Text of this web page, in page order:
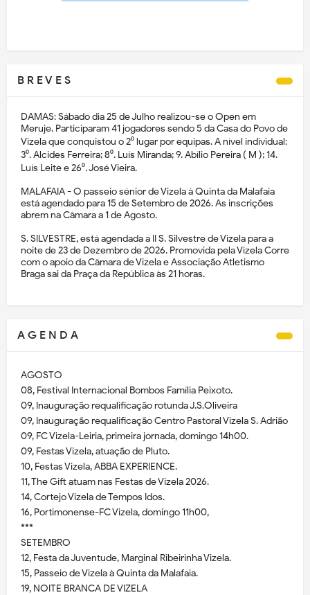
B R E V E S
DAMAS: Sábado dia 25 de Julho realizou-se o Open em
Meruje. Participaram 41 jogadores sendo 5 da Casa do Povo de
Vizela que conquistou o 2⁰ lugar por equipas. A nível individual:
3⁰. Alcides Ferreira; 8⁰. Luís Miranda; 9. Abílio Pereira ( M ); 14.
Luís Leite e 26⁰. José Vieira.
MALAFAIA - O passeio sénior de Vizela à Quinta da Malafaia
está agendado para 15 de Setembro de 2026. As inscrições
abrem na Câmara a 1 de Agosto.
S. SILVESTRE, está agendada a II S. Silvestre de Vizela para a
noite de 23 de Dezembro de 2026. Promovida pela Vizela Corre
com o apoio da Câmara de Vizela e Associação Atletismo
Braga sai da Praça da República às 21 horas.
A G E N D A
AGOSTO
08, Festival Internacional Bombos Família Peixoto.
09, Inauguração requalificação rotunda J.S.Oliveira
09, Inauguração requalificação Centro Pastoral Vizela S. Adrião
09, FC Vizela-Leiria, primeira jornada, domingo 14h00.
09, Festas Vizela, atuação de Pluto.
10, Festas Vizela, ABBA EXPERIENCE.
11, The Gift atuam nas Festas de Vizela 2026.
14, Cortejo Vizela de Tempos Idos.
16, Portimonense-FC Vizela, domingo 11h00,
***
SETEMBRO
12, Festa da Juventude, Marginal Ribeirinha Vizela.
15, Passeio de Vizela à Quinta da Malafaia.
19, NOITE BRANCA DE VIZELA